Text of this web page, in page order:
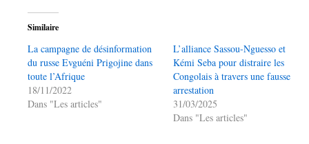
Similaire
La campagne de désinformation
du russe Evguéni Prigojine dans
toute l’Afrique
18/11/2022
Dans "Les articles"
L’alliance Sassou-Nguesso et
Kémi Seba pour distraire les
Congolais à travers une fausse
arrestation
31/03/2025
Dans "Les articles"